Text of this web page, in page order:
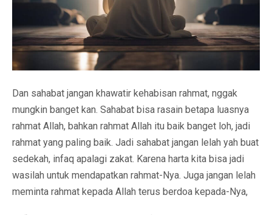
Dan sahabat jangan khawatir kehabisan rahmat, nggak
mungkin banget kan. Sahabat bisa rasain betapa luasnya
rahmat Allah, bahkan rahmat Allah itu baik banget loh, jadi
rahmat yang paling baik. Jadi sahabat jangan lelah yah buat
sedekah, infaq apalagi zakat. Karena harta kita bisa jadi
wasilah untuk mendapatkan rahmat-Nya. Juga jangan lelah
meminta rahmat kepada Allah terus berdoa kepada-Nya,